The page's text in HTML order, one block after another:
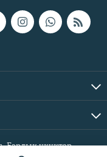
Бардык укуктар